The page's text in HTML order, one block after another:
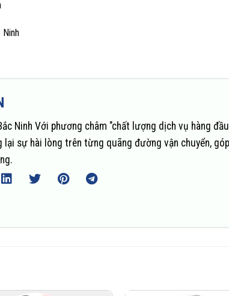
Ninh
Ninh Với phương châm "chất lượng dịch vụ hàng
lại sự hài lòng trên từng quãng đường vận chuyển,